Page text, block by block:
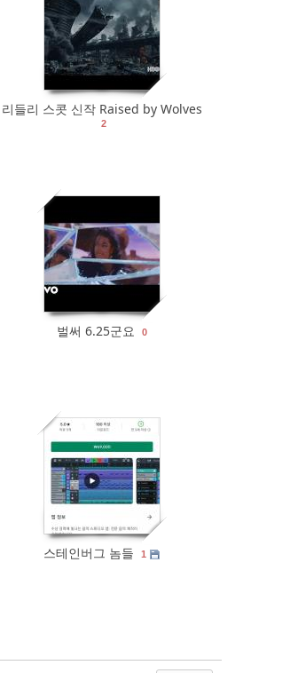
586 0
리들리 스콧 신작 Raised by Wolves
2
391 0
벌써 6.25군요 0
878 0
스테인버그 놈들 1